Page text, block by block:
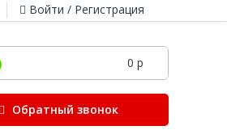
Войти / Регистрация
0 р
Обратный звонок